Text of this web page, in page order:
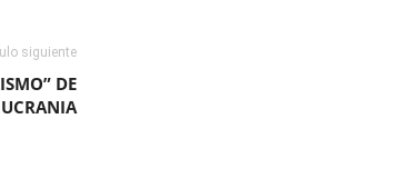
siguiente
DE